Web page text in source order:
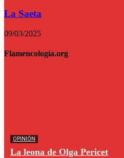
La Saeta
09/03/2025
Flamencologia.org
OPINIÓN
La leona de Olga Pericet